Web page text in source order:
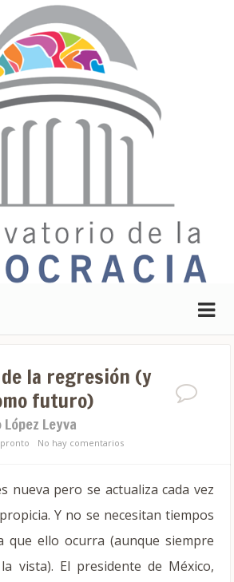
de la regresión (y
futuro)
Leyva
No hay comentarios
nueva pero se actualiza cada vez
Y no se necesitan tiempos
que ello ocurra (aunque siempre
vista). El presidente de México,